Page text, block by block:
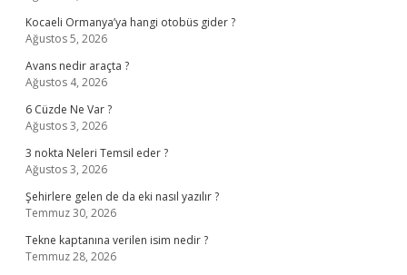
Kocaeli Ormanya’ya hangi otobüs gider ?
Ağustos 5, 2026
Avans nedir araçta ?
Ağustos 4, 2026
6 Cüzde Ne Var ?
Ağustos 3, 2026
3 nokta Neleri Temsil eder ?
Ağustos 3, 2026
Şehirlere gelen de da eki nasıl yazılır ?
Temmuz 30, 2026
Tekne kaptanına verilen isim nedir ?
Temmuz 28, 2026